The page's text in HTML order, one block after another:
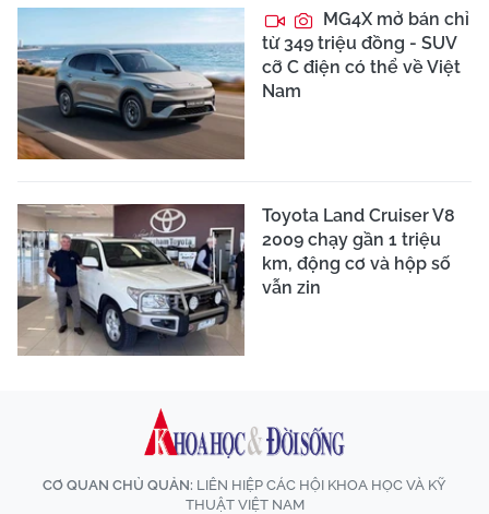
MG4X mở bán chỉ
từ 349 triệu đồng - SUV
cỡ C điện có thể về Việt
Nam
Toyota Land Cruiser V8
2009 chạy gần 1 triệu
km, động cơ và hộp số
vẫn zin
CƠ QUAN CHỦ QUẢN: LIÊN HIỆP CÁC HỘI KHOA HỌC VÀ KỸ
THUẬT VIỆT NAM